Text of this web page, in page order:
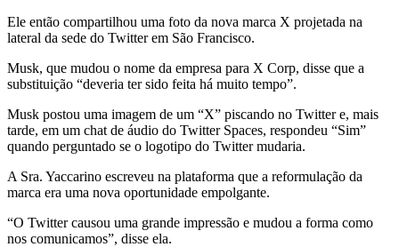
Ele então compartilhou uma foto da nova marca X projetada na
lateral da sede do Twitter em São Francisco.
Musk, que mudou o nome da empresa para X Corp, disse que a
substituição “deveria ter sido feita há muito tempo”.
Musk postou uma imagem de um “X” piscando no Twitter e, mais
tarde, em um chat de áudio do Twitter Spaces, respondeu “Sim”
quando perguntado se o logotipo do Twitter mudaria.
A Sra. Yaccarino escreveu na plataforma que a reformulação da
marca era uma nova oportunidade empolgante.
“O Twitter causou uma grande impressão e mudou a forma como
nos comunicamos”, disse ela.